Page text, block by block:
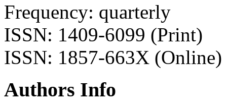
Frequency: quarterly
ISSN: 1409-6099 (Print)
ISSN: 1857-663X (Online)
Authors Info